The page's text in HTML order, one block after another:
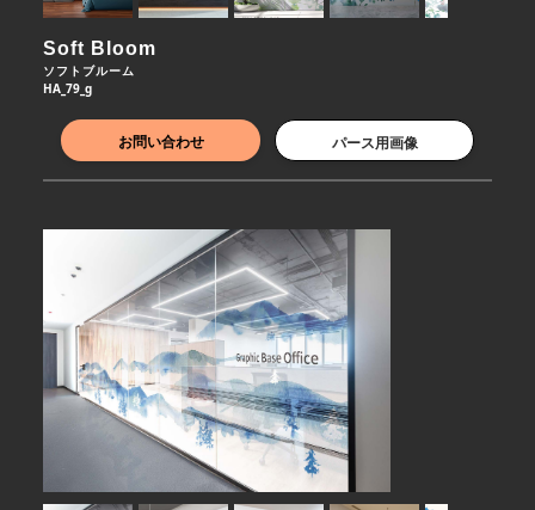
Soft Bloom
ソフトブルーム
HA_79_g
お問い合わせ パース用画像